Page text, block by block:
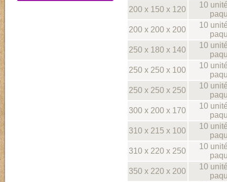
200 x 150 x 120
10
200 x 200 x 200
10
250 x 180 x 140
10
250 x 250 x 100
10
250 x 250 x 250
10
300 x 200 x 170
10
310 x 215 x 100
10
310 x 220 x 250
10
350 x 220 x 200
10